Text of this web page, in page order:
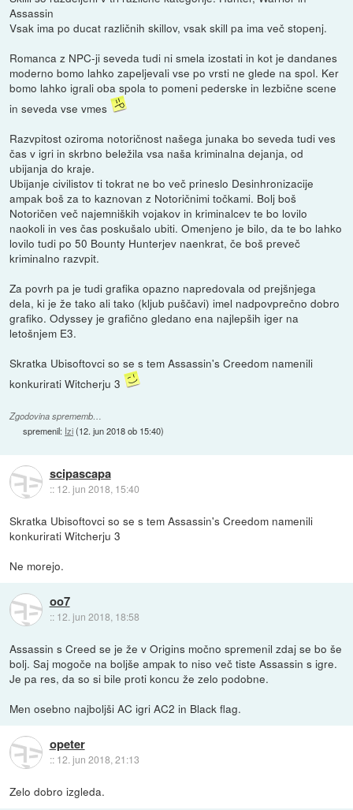
Assassin
Vsak ima po ducat različnih skillov, vsak skill pa ima več stopenj.
Romanca z NPC-ji seveda tudi ni smela izostati in kot je dandanes
moderno bomo lahko zapeljevali vse po vrsti ne glede na spol. Ker
bomo lahko igrali oba spola to pomeni pederske in lezbične scene
in seveda vse vmes
Razvpitost oziroma notoričnost našega junaka bo seveda tudi ves
čas v igri in skrbno beležila vsa naša kriminalna dejanja, od
ubijanja do kraje.
Ubijanje civilistov ti tokrat ne bo več prineslo Desinhronizacije
ampak boš za to kaznovan z Notoričnimi točkami. Bolj boš
Notoričen več najemniških vojakov in kriminalcev te bo lovilo
naokoli in ves čas poskušalo ubiti. Omenjeno je bilo, da te bo lahko
lovilo tudi po 50 Bounty Hunterjev naenkrat, če boš preveč
kriminalno razvpit.
Za povrh pa je tudi grafika opazno napredovala od prejšnjega
dela, ki je že tako ali tako (kljub puščavi) imel nadpovprečno dobro
grafiko. Odyssey je grafično gledano ena najlepših iger na
letošnjem E3.
Skratka Ubisoftovci so se s tem Assassin's Creedom namenili
konkurirati Witcherju 3
Zgodovina sprememb…
spremenil: Izi(12. jun 2018 ob 15:40)
scipascapa
:: 12. jun 2018, 15:40
Skratka Ubisoftovci so se s tem Assassin's Creedom namenili
konkurirati Witcherju 3
Ne morejo.
oo7
:: 12. jun 2018, 18:58
Assassin s Creed se je že v Origins močno spremenil zdaj se bo še
bolj. Saj mogoče na boljše ampak to niso več tiste Assassin s igre.
Je pa res, da so si bile proti koncu že zelo podobne.
Men osebno najboljši AC igri AC2 in Black flag.
opeter
:: 12. jun 2018, 21:13
Zelo dobro izgleda.